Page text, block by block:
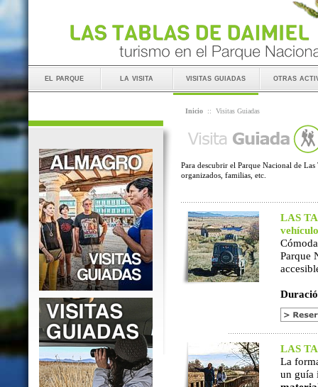
el parque la visita visitas guiadas otras
Inicio :: Visitas Guiadas
Para descubrir el Parque Nacional de
organizados, familias, etc.
LAS
vehículo
Parque
LAS
La
un guía